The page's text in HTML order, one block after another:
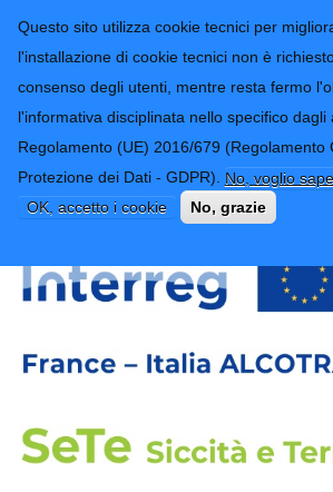
Questo sito utilizza cookie tecnici per
l'installazione di cookie tecnici non è
consenso degli utenti, mentre resta fermo
l'informativa disciplinata nello specifico dagli
Regolamento (UE) 2016/679 (Regolamento
Protezione dei Dati - GDPR). No, voglio
OK, accetto i cookie
No, grazie
Provincia di
Imperia
Form di ricerca
SeTe: Siccità e